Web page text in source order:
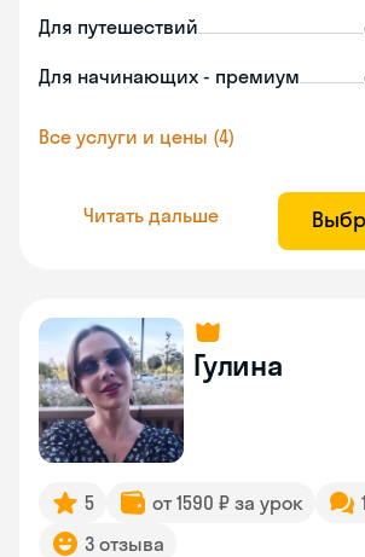
Для путешествий
Для начинающих - премиум
Все услуги и цены (4)
Читать дальше
Гулина
5 от 1590 ₽ за урок
3 отзыва